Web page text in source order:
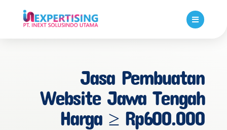

Jasa Pembuatan
Website Jawa Tengah
Harga ≥ Rp600.000